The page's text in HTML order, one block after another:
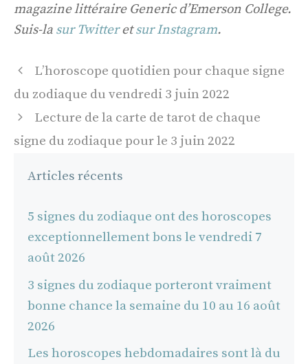
magazine littéraire Generic d’Emerson College.
Suis-la sur Twitteretsur Instagram.
Navigation
des
L’horoscope quotidien pour chaque signe
du zodiaque du vendredi 3 juin 2022
Lecture de la carte de tarot de chaque
signe du zodiaque pour le 3 juin 2022
Articles récents
5 signes du zodiaque ont des horoscopes
exceptionnellement bons le vendredi 7
août 2026
3 signes du zodiaque porteront vraiment
bonne chance la semaine du 10 au 16 août
2026
Les horoscopes hebdomadaires sont là du